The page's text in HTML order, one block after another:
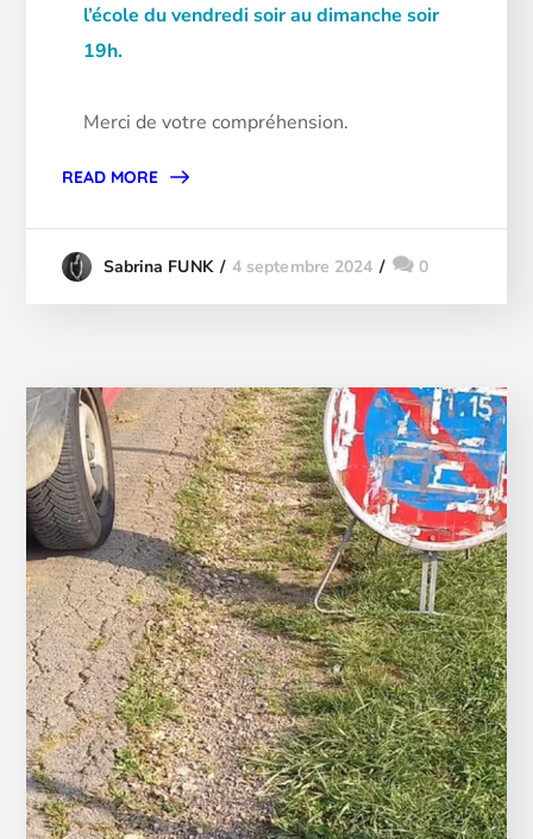
l’école du vendredi soir au dimanche soir
19h.
Merci de votre compréhension.
READ MORE
Sabrina FUNK 4 septembre 2024 0